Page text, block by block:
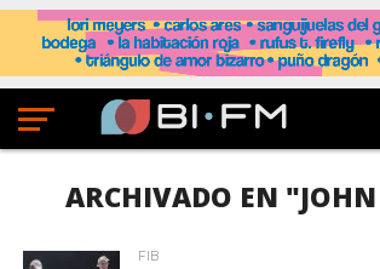
ARCHIVADO EN
FIB